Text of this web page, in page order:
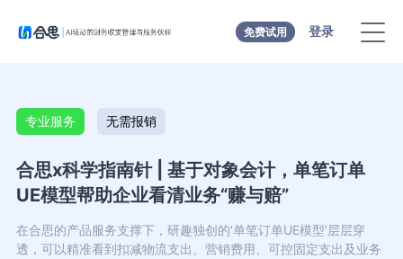
免费试用 登录
专业服务 无需报销
合思x科学指南针 | 基于对象会计，单笔订单
UE模型帮助企业看清业务“赚与赔”
在合思的产品服务支撑下，研趣独创的‘单笔订单UE模型’层层穿
透，可以精准看到扣减物流支出、营销费用、可控固定支出及业务